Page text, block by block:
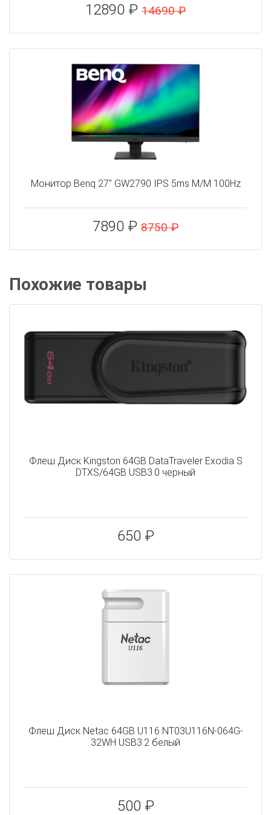
12890 ₽ 14690 ₽
Монитор Benq 27" GW2790 IPS 5ms M/M 100Hz
7890 ₽ 8750 ₽
Похожие товары
Флеш Диск Kingston 64GB DataTraveler Exodia S
DTXS/64GB USB3.0 черный
650 ₽
Флеш Диск Netac 64GB U116 NT03U116N-064G-
32WH USB3.2 белый
500 ₽